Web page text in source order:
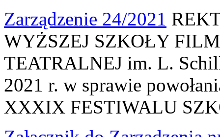
Zarządzenie 24/2021
WYŻSZEJ SZKOŁY
TEATRALNEJ im. L.
2021 r. w sprawie
XXXIX FESTIWALU